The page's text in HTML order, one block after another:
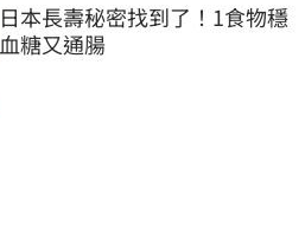
日本長壽秘密找到了！1食物穩
血糖又通腸